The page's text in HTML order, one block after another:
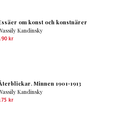
om konst och konstnärer
Kandinsky
kr
Minnen 1901-1913
Kandinsky
kr